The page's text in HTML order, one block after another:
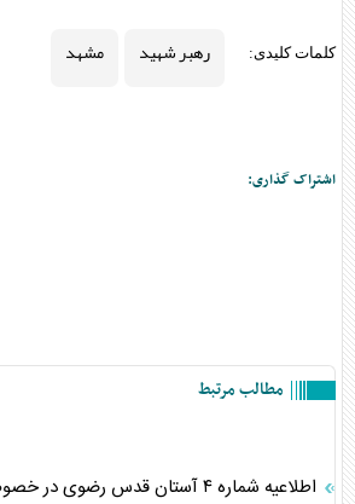
کلمات کلیدی: رهبر شهید مشهد
اشتراک گذاری:
مطالب مرتبط
اطلاعیه شماره ۴ آستان قدس